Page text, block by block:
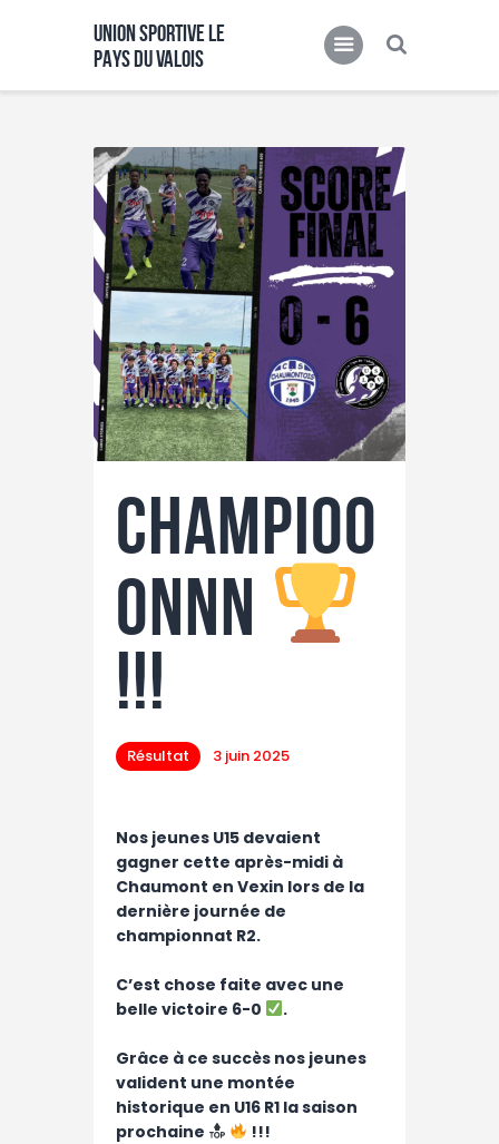
UNION SPORTIVE LE
PAYS DU VALOIS
UNION SPORTIVE LE PAYS DU VALOIS
Partenaires
Presse
Fiche de contacts
Ultimate Training
CHAMPIOO
ONNN
!!!
Résultat 3 juin 2025
Nos jeunes U15 devaient
gagner cette après-midi à
Chaumont en Vexin lors de la
dernière journée de
championnat R2.
C’est chose faite avec une
belle victoire 6-0
.
Grâce à ce succès nos jeunes
valident une montée
historique en U16 R1 la saison
prochaine
!!!